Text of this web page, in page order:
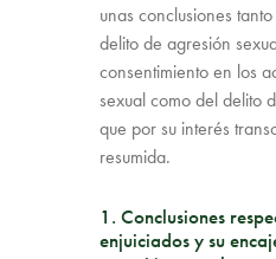
unas conclusiones
delito de agresión
consentimiento en los
sexual como del delito
que por su interés
resumida.
1. Conclusiones
enjuiciados y su